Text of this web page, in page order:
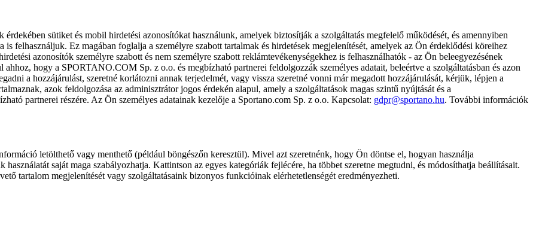
sütiket és mobil hirdetési azonosítókat használunk, amelyek biztosítják a szolgáltatás megfelelő működését, és amennyiben
is felhasználjuk. Ez magában foglalja a személyre szabott tartalmak és hirdetések megjelenítését, amelyek az Ön érdeklődési köreihez
azonosítók személyre szabott és nem személyre szabott reklámtevékenységekhez is felhasználhatók - az Ön beleegyezésének
hogy a SPORTANO.COM Sp. z o.o. és megbízható partnerei feldolgozzák személyes adatait, beleértve a szolgáltatásban és azon
a hozzájárulást, szeretné korlátozni annak terjedelmét, vagy vissza szeretné vonni már megadott hozzájárulását, kérjük, lépjen a
azok feldolgozása az adminisztrátor jogos érdekén alapul, amely a szolgáltatások magas szintű nyújtását és a
partnerei részére. Az Ön személyes adatainak kezelője a Sportano.com Sp. z o.o. Kapcsolat: gdpr@sportano.hu. További információk
letölthető vagy menthető (például böngészőn keresztül). Mivel azt szeretnénk, hogy Ön döntse el, hogyan használja
saját maga szabályozhatja. Kattintson az egyes kategóriák fejlécére, ha többet szeretne megtudni, és módosíthatja beállításait.
tartalom megjelenítését vagy szolgáltatásaink bizonyos funkcióinak elérhetetlenségét eredményezheti.